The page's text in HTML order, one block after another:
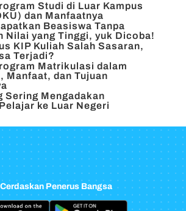
Studi di Luar Kampus
dan Manfaatnya
Beasiswa Tanpa
Nilai yang Tinggi, yuk Dicoba!
KIP Kuliah Salah Sasaran,
Terjadi?
Matrikulasi dalam
Manfaat, dan Tujuan
Sering Mengadakan
ke Luar Negeri
Penerus Bangsa